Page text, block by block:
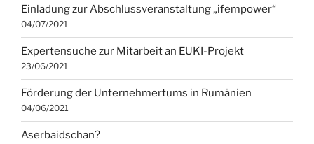
Einladung zur Abschlussveranstaltung „ifempower“
04/07/2021
Expertensuche zur Mitarbeit an EUKI-Projekt
23/06/2021
Förderung der Unternehmertums in Rumänien
04/06/2021
Aserbaidschan?